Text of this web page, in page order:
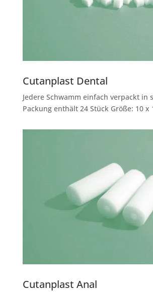
Cutanplast Dental
Jedere Schwamm einfach verpackt in
Packung enthält 24 Stück Größe: 10 x
Cutanplast Anal